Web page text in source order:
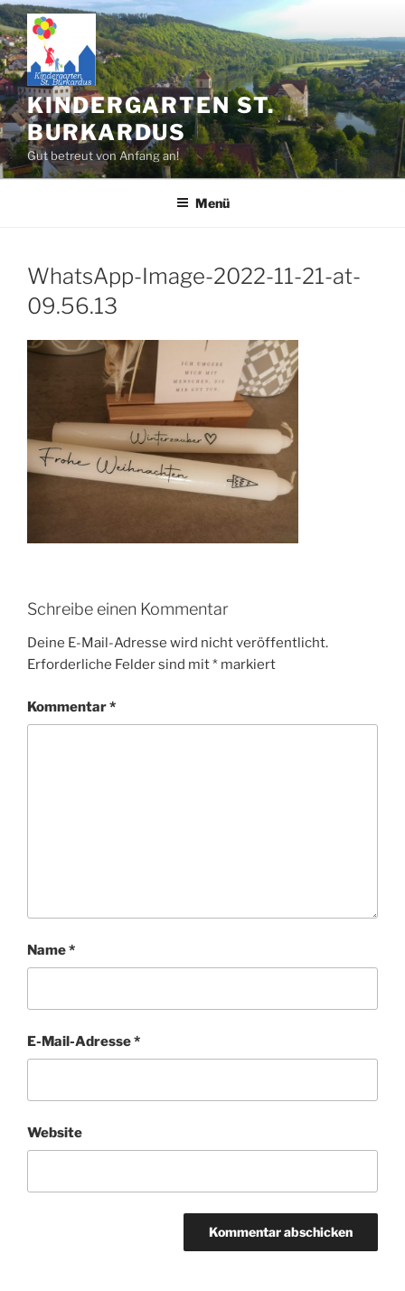
Zum
Inhalt
springen
KINDERGARTEN ST.
BURKARDUS
Gut betreut von Anfang an!
Menü
WhatsApp-Image-2022-11-21-at-
09.56.13
Schreibe einen Kommentar
Deine E-Mail-Adresse wird nicht veröffentlicht.
Erforderliche Felder sind mit* markiert
Kommentar*
Name*
E-Mail-Adresse*
Website